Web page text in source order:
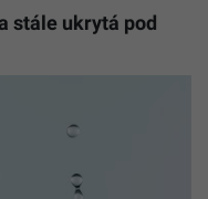
stále ukrytá pod